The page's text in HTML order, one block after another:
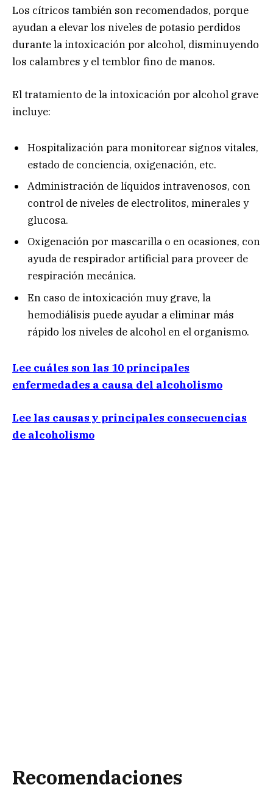
Los cítricos también son recomendados, porque
ayudan a elevar los niveles de potasio perdidos
durante la intoxicación por alcohol, disminuyendo
los calambres y el temblor fino de manos.
El tratamiento de la intoxicación por alcohol grave
incluye:
Hospitalización para monitorear signos vitales,
estado de conciencia, oxigenación, etc.
Administración de líquidos intravenosos, con
control de niveles de electrolitos, minerales y
glucosa.
Oxigenación por mascarilla o en ocasiones, con
ayuda de respirador artificial para proveer de
respiración mecánica.
En caso de intoxicación muy grave, la
hemodiálisis puede ayudar a eliminar más
rápido los niveles de alcohol en el organismo.
Lee cuáles son las 10 principales
enfermedades a causa del alcoholismo
Lee las causas y principales consecuencias
de alcoholismo
Recomendaciones